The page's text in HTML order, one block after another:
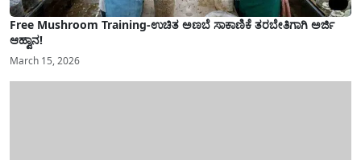
Free Mushroom Training-ಉಚಿತ ಅಣಬೆ ಸಾಕಾಣಿಕೆ ತರಬೇತಿಗಾಗಿ ಅರ್ಜಿ
ಆಹ್ವಾನ!
March 15, 2026